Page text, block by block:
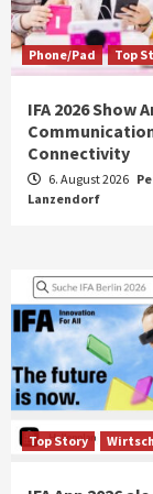
Phone/Pad Top
IFA 2026 Show
Connectivity
6. August 2026
Lanzendorf
Top Story